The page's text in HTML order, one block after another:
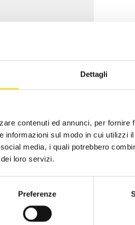
Dettagli
contenuti ed annunci, per
informazioni sul modo in cui utilizzi
media, i quali potrebbero
loro servizi.
Preferenze
-40%